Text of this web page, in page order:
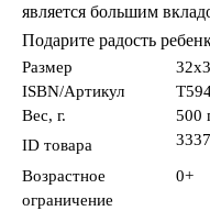
является большим
Подарите радость
Размер
ISBN/Артикул
Вес, г.
500
ID товара
Возрастное
ограничение
0+